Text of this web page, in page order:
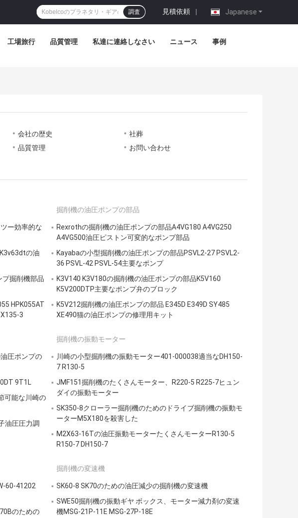
Japanese
見積依頼 |
調査
工場旅行 品質管理 私達に連絡しなさい ニュース 事例
会社の歴史
社葬
品質管理 お問い合わせ
ー効率的な
の油
プ掘削機部品
HPK055AT
3
掘削機の油圧ポンプの部品
Rexrothの掘削機の油圧ポンプの部品A4VG180 A4VG250
A4VG500油圧ピストン可変的なポンプ部品
Kayabaの小型掘削機の油圧ポンプの部品PSVL2-27 PSVL2-
36 PSVL-42 PSVL-54主要なポンプ
K3V140 K3V180の掘削機の油圧ポンプの部品K5V160
K5V200DTP主要なポンプ弁のブロック
K5V212掘削機の油圧ポンプの部品 E345D E349D SY485
XE490猫の油圧ポンプの修理用キット
圧ポンプの
9T1L
可能な川崎の
油圧圧力調
掘削機の振動モーター
川崎の小型掘削機の振動モーター401-000038適当なDH150-
7 R130-5
JMF151掘削機のたくさんモーター、R220-5 R225-7ヒュン
ダイの振動モーター
SK350-8クローラー掘削機のためのドライブ掘削機の振動モ
ーターM5X180を殺害した
M2X63-16Tの油圧振動モーターたくさんモーターR130-5
R150-7 DH150-7
60-41202
のための
掘削機の変速機
SK60-8 SK70のための油圧減少の掘削機の変速機
SWE50掘削機の振動ギヤ ボックス、モーター減力剤の変速
機MSG-21P-11E MSG-27P-18E